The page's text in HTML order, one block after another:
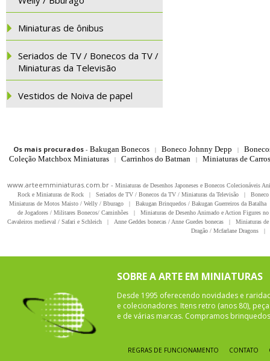
Miniaturas de ônibus
Seriados de TV / Bonecos da TV /
Miniaturas da Televisão
Vestidos de Noiva de papel
Os mais procurados- Bakugan Bonecos | Boneco Johnny Depp |
Coleção Matchbox Miniaturas
| Carrinhos do Batman | Miniaturas de
www.arteemminiaturas.com.br - Miniaturas de Desenhos Japoneses e Bonecos Colecionáveis
Rock e Miniaturas de Rock
| Seriados de TV / Bonecos da TV / Miniaturas da Televisão |
Miniaturas de Motos Maisto / Welly / Bburago
| Bakugan Brinquedos / Bakugan Guerreiros da Batalha
de Jogadores / Militares Bonecos/ Caminhões
|
Miniaturas de Desenho Animado e Action Figures
Cavaleiros medieval / Safari e Schleich
| Anne Geddes bonecas / Anne Guedes bonecas |
Miniaturas
Dragão / Mcfarlane Dragons
|
SOBRE A ARTE EM MINIATURAS
Desde 1995 oferecendo novidades e
e colecionadores. Itens retro (anos 80),
e de várias marcas. Compramos
REGRAS DE FUNCIONAMENTO CONTATO